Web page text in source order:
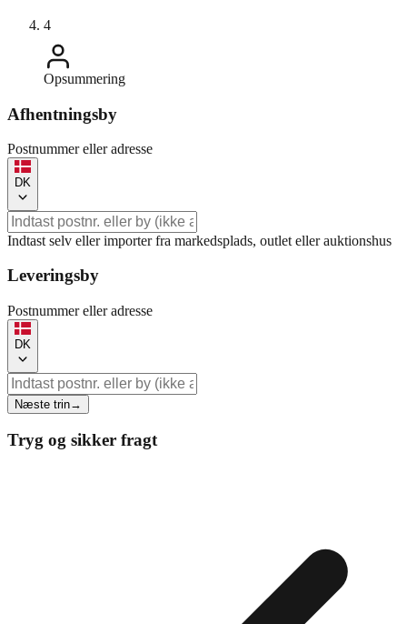
4
Opsummering
Afhentningsby
Postnummer eller adresse
DK
Indtast selv eller importer fra markedsplads, outlet eller auktionshus
Leveringsby
Postnummer eller adresse
DK
Næste trin→
Tryg og sikker fragt